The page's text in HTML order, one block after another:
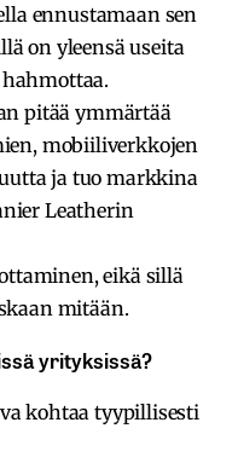
ennustamaan sen
on yleensä useita
pitää ymmärtää
mobiiliverkkojen
ja tuo markkina
Leatherin
eikä sillä
mitään.
yrityksissä?
kohtaa tyypillisesti